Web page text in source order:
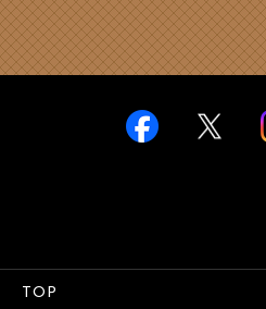
TOP